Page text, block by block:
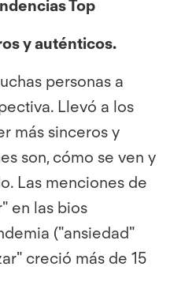
Top
y auténticos.
personas a
Llevó a los
más sinceros y
son, cómo se ven y
Las menciones de
en las bios
("ansiedad"
creció más de 15